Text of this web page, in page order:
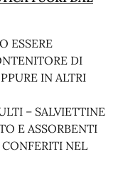
ESSERE
DI
IN ALTRI
– SALVIETTINE
E ASSORBENTI
NEL